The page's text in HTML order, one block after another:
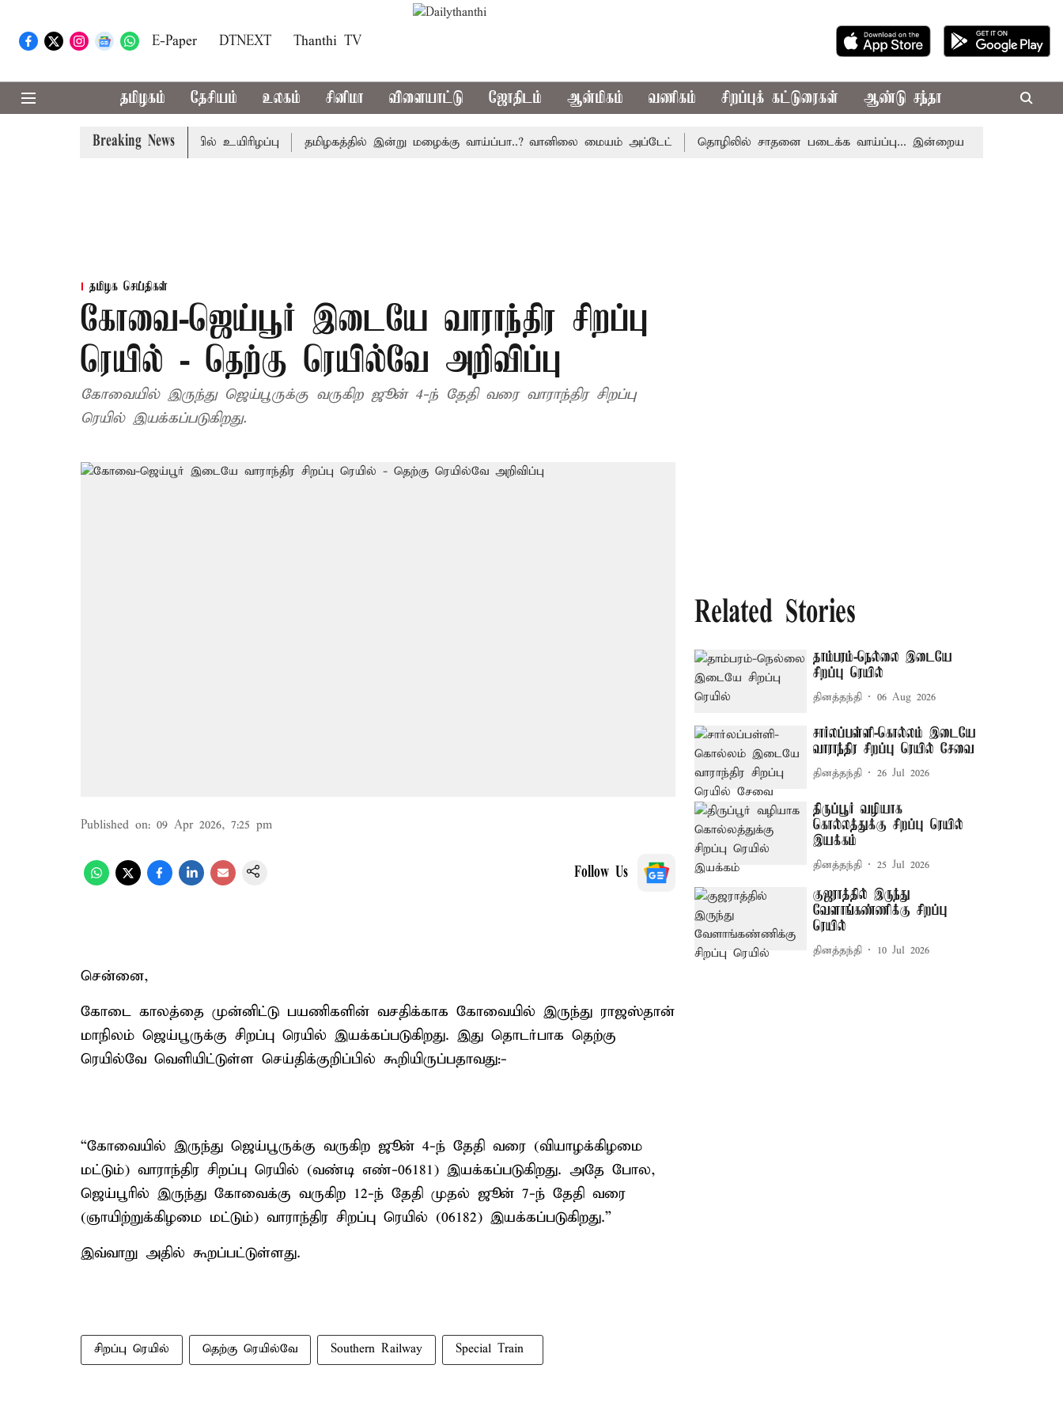
E-Paper DTNEXT Thanthi TV
தமிழகம் தேசியம் உலகம் சினிமா விளையாட்டு ஜோதிடம் ஆன்மிகம் வணிகம் சிறப்புக் கட்டுரைகள் ஆண்டு சந்தா
Breaking News
மோசடி: கைதானவர் சிறையில் உயிரிழப்பு தமிழகத்தில் இன்று மழைக்கு வாய்ப்பா..? வானிலை மையம் அப்டேட் தொழிலில் சாதனை படைக்க வாய்ப்பு... இன்றைய ராசிபலன் 08.08.2026
தமிழக செய்திகள்
கோவை-ஜெய்பூர் இடையே வாராந்திர சிறப்பு
ரெயில் - தெற்கு ரெயில்வே அறிவிப்பு
கோவையில் இருந்து ஜெய்பூருக்கு வருகிற ஜூன் 4-ந் தேதி வரை வாராந்திர சிறப்பு
ரெயில் இயக்கப்படுகிறது.
Published on: 09 Apr 2026, 7:25 pm
Follow Us
சென்னை,
கோடை காலத்தை முன்னிட்டு பயணிகளின் வசதிக்காக கோவையில் இருந்து ராஜஸ்தான்
மாநிலம் ஜெய்பூருக்கு சிறப்பு ரெயில் இயக்கப்படுகிறது. இது தொடர்பாக தெற்கு
ரெயில்வே வெளியிட்டுள்ள செய்திக்குறிப்பில் கூறியிருப்பதாவது:-
“கோவையில் இருந்து ஜெய்பூருக்கு வருகிற ஜூன் 4-ந் தேதி வரை (வியாழக்கிழமை
மட்டும்) வாராந்திர சிறப்பு ரெயில் (வண்டி எண்-06181) இயக்கப்படுகிறது. அதே போல,
ஜெய்பூரில் இருந்து கோவைக்கு வருகிற 12-ந் தேதி முதல் ஜூன் 7-ந் தேதி வரை
(ஞாயிற்றுக்கிழமை மட்டும்) வாராந்திர சிறப்பு ரெயில் (06182) இயக்கப்படுகிறது.”
இவ்வாறு அதில் கூறப்பட்டுள்ளது.
சிறப்பு ரெயில் தெற்கு ரெயில்வே Southern Railway Special Train ​
Related Stories
தாம்பரம்-நெல்லை இடையே
சிறப்பு ரெயில்
தினத்தந்தி 06 Aug 2026
சார்லப்பள்ளி-கொல்லம் இடையே
வாராந்திர சிறப்பு ரெயில் சேவை
தினத்தந்தி 26 Jul 2026
திருப்பூர் வழியாக
கொல்லத்துக்கு சிறப்பு ரெயில்
இயக்கம்
தினத்தந்தி 25 Jul 2026
குஜராத்தில் இருந்து
வேளாங்கண்ணிக்கு சிறப்பு
ரெயில்
தினத்தந்தி 10 Jul 2026